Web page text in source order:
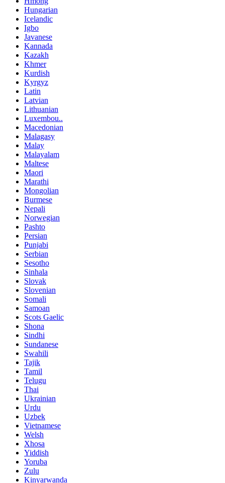
Hungarian
Icelandic
Igbo
Javanese
Kannada
Kazakh
Khmer
Kurdish
Kyrgyz
Latin
Latvian
Lithuanian
Luxembou..
Macedonian
Malagasy
Malay
Malayalam
Maltese
Maori
Marathi
Mongolian
Burmese
Nepali
Norwegian
Pashto
Persian
Punjabi
Serbian
Sesotho
Sinhala
Slovak
Slovenian
Somali
Samoan
Scots Gaelic
Shona
Sindhi
Sundanese
Swahili
Tajik
Tamil
Telugu
Thai
Ukrainian
Urdu
Uzbek
Vietnamese
Welsh
Xhosa
Yiddish
Yoruba
Zulu
Kinyarwanda